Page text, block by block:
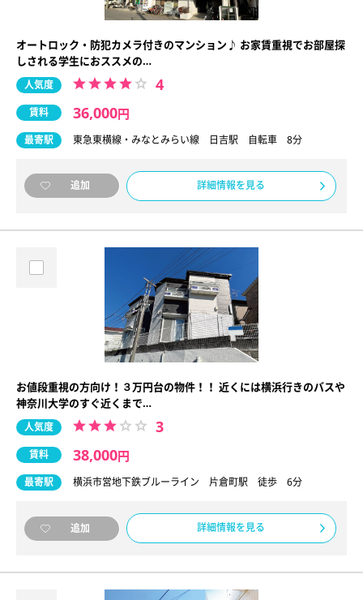
オートロック・防犯カメラ付きのマンション♪ お家賃重視でお部屋探
しされる学生におススメの…
人気度 4
賃料 36,000円
最寄駅 東急東横線・みなとみらい線 日吉駅 自転車 8分
追加 詳細情報を見る
お値段重視の方向け！３万円台の物件！！ 近くには横浜行きのバスや
神奈川大学のすぐ近くまで…
人気度 3
賃料 38,000円
最寄駅 横浜市営地下鉄ブルーライン 片倉町駅 徒歩 6分
追加 詳細情報を見る